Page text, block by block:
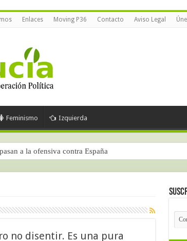
Enlaces Moving P36 Contacto Aviso Legal
Feminismo Izquierda
a la ofensiva contra España
no disentir. Es una pura